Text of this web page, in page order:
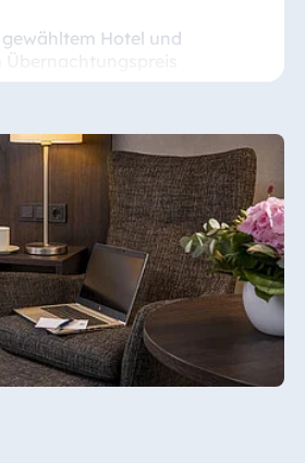
Hotel und
Übernachtungspreis
Zimmerkontingente zur
kann je nach
online gebucht
werden. Die Zahlung wird
fällig, eine Kreditkarte ist
erforderlich.